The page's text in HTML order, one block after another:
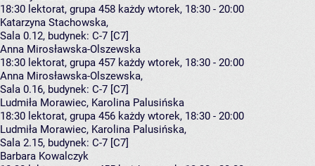
18:30 lektorat, grupa 458 każdy wtorek, 18:30 - 20:00
Katarzyna Stachowska,
Sala 0.12, budynek: C-7 [C7]
Anna Mirosławska-Olszewska
18:30 lektorat, grupa 457 każdy wtorek, 18:30 - 20:00
Anna Mirosławska-Olszewska,
Sala 0.16, budynek: C-7 [C7]
Ludmiła Morawiec, Karolina Palusińska
18:30 lektorat, grupa 456 każdy wtorek, 18:30 - 20:00
Ludmiła Morawiec, Karolina Palusińska,
Sala 2.15, budynek: C-7 [C7]
Barbara Kowalczyk